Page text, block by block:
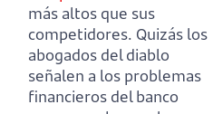
más altos que sus
competidores. Quizás los
abogados del diablo
señalen a los problemas
financieros del banco